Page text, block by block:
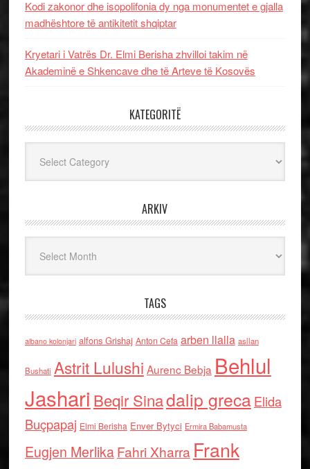
Kodi zakonor dhe isopolifonia dy nga monumentet e gjalla
madhështore të antikitetit shqiptar
Kryetari i Vatrës Dr. Elmi Berisha zhvilloi takim në
Akademinë e Shkencave dhe të Arteve të Kosovës
KATEGORITË
ARKIV
TAGS
albano kolonjari alfons Grishaj Anton Cefa arben llalla asllan
Bushati Astrit Lulushi Aurenc Bebja Behlul
Jashari Beqir Sinadalip grecaElida
Buçpapaj Elmi Berisha Enver Bytyci Ermira Babamusta
Eugjen MerlikaFahri Xharra Frank